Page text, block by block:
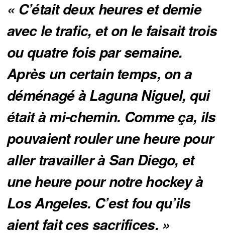
« C’était deux heures et demie
avec le trafic, et on le faisait trois
ou quatre fois par semaine.
Après un certain temps, on a
déménagé à Laguna Niguel, qui
était à mi-chemin. Comme ça, ils
pouvaient rouler une heure pour
aller travailler à San Diego, et
une heure pour notre hockey à
Los Angeles. C’est fou qu’ils
aient fait ces sacrifices. »